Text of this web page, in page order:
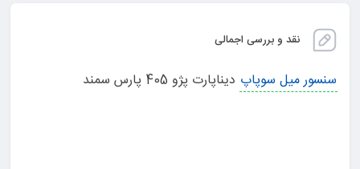
نقد و بررسی اجمالی
سنسور میل سوپاپ دیناپارت پژو 405 پارس سمند